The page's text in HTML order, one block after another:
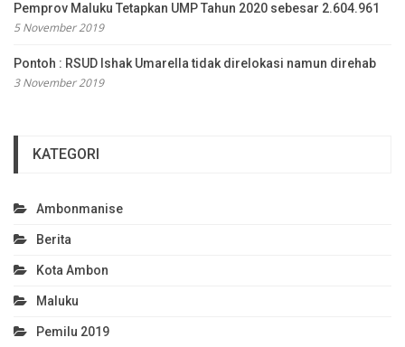
Pemprov Maluku Tetapkan UMP Tahun 2020 sebesar 2.604.961
5 November 2019
Pontoh : RSUD Ishak Umarella tidak direlokasi namun direhab
3 November 2019
KATEGORI
Ambonmanise
Berita
Kota Ambon
Maluku
Pemilu 2019